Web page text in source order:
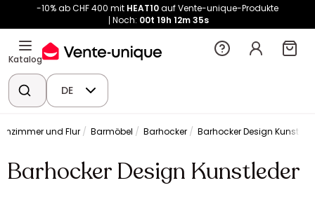
-10% ab CHF 400 mit HEAT10auf Vente-unique-Produkte
Noch: 00t 19h 12m35s
Katalog
DE
und Flur Barmöbel Barhocker Barhocker Design
Barhocker Design Kunstleder